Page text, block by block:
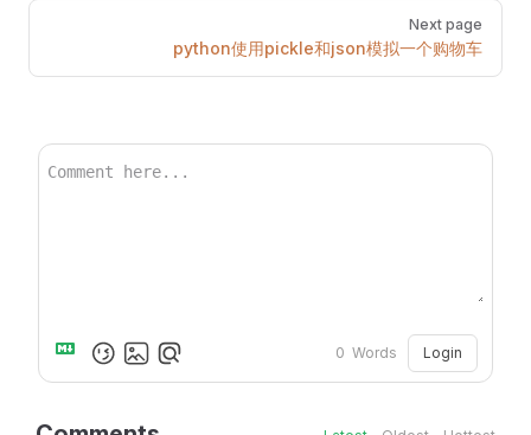
Next page
python使用pickle和json模拟一个购物车
0 Words Login